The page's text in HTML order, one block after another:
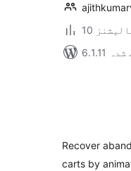
شدہ
Recover
carts by